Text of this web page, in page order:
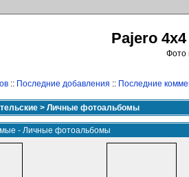
Pajero
Фото
:: Последние добавления :: Последние
> Личные фотоальбомы
- Личные фотоальбомы